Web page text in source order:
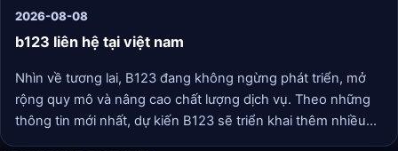
2026-08-08
b123 liên hệ tại việt nam
Nhìn về tương lai, B123 đang không ngừng phát triển, mở
rộng quy mô và nâng cao chất lượng dịch vụ. Theo những
thông tin mới nhất, dự kiến B123 sẽ triển khai thêm nhiều
tính năng mới nhằm phục vụ nhu cầu ngày càng cao của